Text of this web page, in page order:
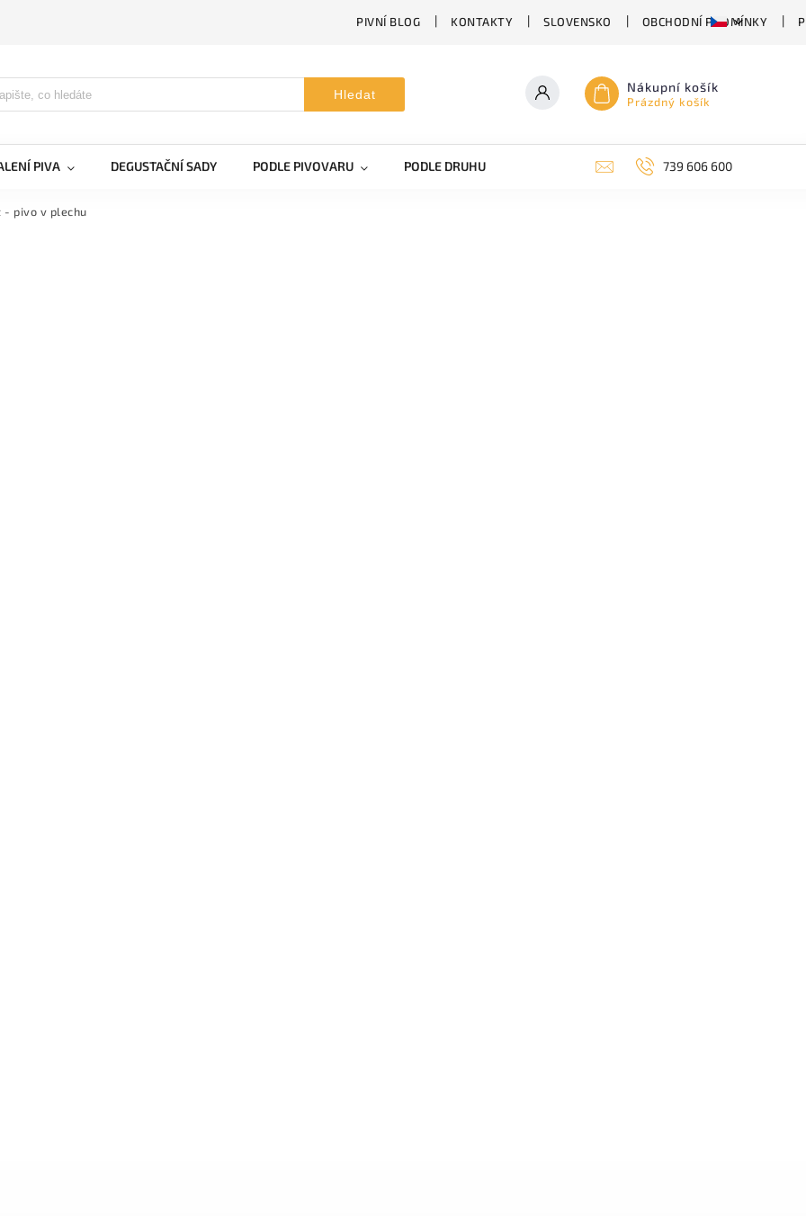
PIVNÍ BLOG KONTAKTY SLOVENSKO OBCHODNÍ PODMÍNKY
Hledat Nákupní košík
Prázdný košík
PIVA DEGUSTAČNÍ SADY PODLE PIVOVARU PODLE DRUHU PIVA SUDOVÉ PIVO PIVO V PLECHU
739 606 600
- pivo v plechu